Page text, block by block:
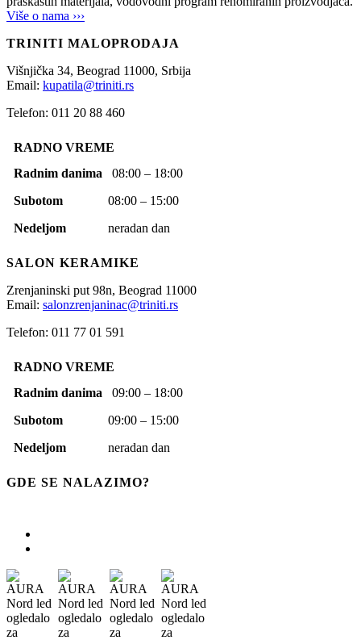
Više o nama ›››
TRINITI MALOPRODAJA
Višnjička 34, Beograd 11000, Srbija
Email: kupatila@triniti.rs
Telefon: 011 20 88 460
RADNO VREME
Radnim danima 08:00 – 18:00
Subotom 08:00 – 15:00
Nedeljom neradan dan
SALON KERAMIKE
Zrenjaninski put 98n, Beograd 11000
Email: salonzrenjaninac@triniti.rs
Telefon: 011 77 01 591
RADNO VREME
Radnim danima 09:00 – 18:00
Subotom 09:00 – 15:00
Nedeljom neradan dan
GDE SE NALAZIMO?